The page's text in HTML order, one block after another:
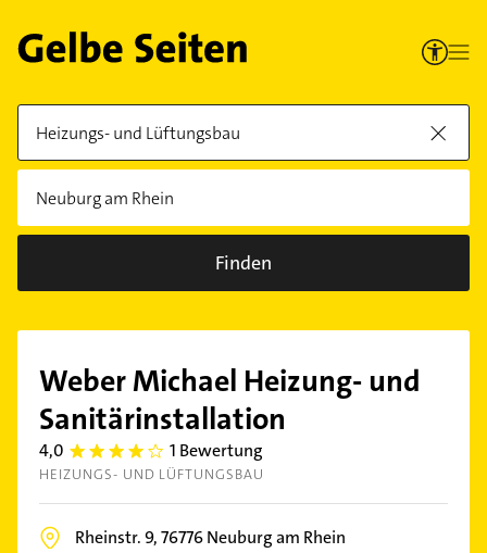
Finden
Weber Michael Heizung- und
Sanitärinstallation
4,0 4.0 1 Bewertung
HEIZUNGS- UND LÜFTUNGSBAU
Rheinstr. 9,76776Neuburg am Rhein